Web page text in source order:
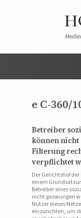
e C-360/
Betreiber
können
Filterung
verpflichtet
Der Gerichtshof
einem
Betreiber eines
nicht gezwungen
Nutzer dieses
einzurichten, um